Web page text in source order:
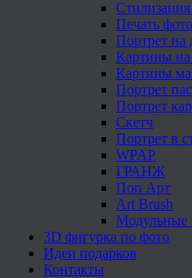
Печать
Портрет на
Картины на
Картины
Портрет
Портрет
Скетч
Портрет в
WPAP
ГРАНЖ
Поп Арт
Art Brush
Модульные
3D фигурка по фото
Идеи подарков
Контакты